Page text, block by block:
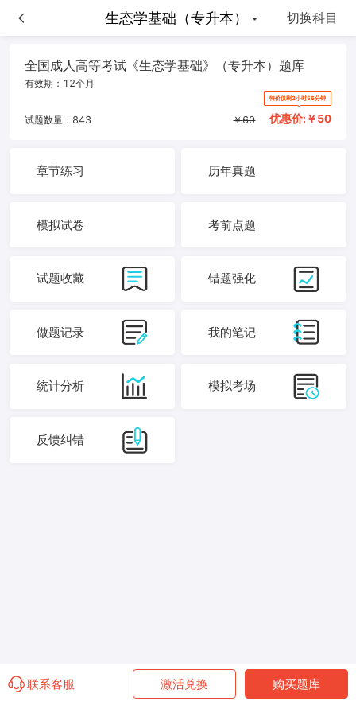
生态学基础（专升本） 切换科目
生态学基础（专升本）
全国成人高等考试《生态学基础》（专升本）题库
有效期： 12个月
试题数量： 843 ￥60
特价仅剩2小时56分钟
优惠价:￥50
章节练习 历年真题
模拟试卷 考前点题
试题收藏 错题强化
做题记录 我的笔记
统计分析 模拟考场
反馈纠错
联系客服 激活兑换 购买题库